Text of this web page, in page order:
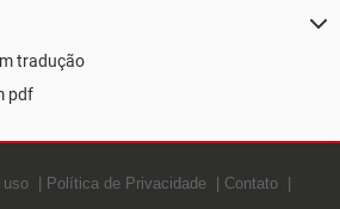
tradução
pdf
uso Política de Privacidade
Contato